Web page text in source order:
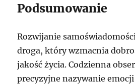
Podsumowanie
Rozwijanie
droga, który wzmacnia
jakość życia. Codzienna
precyzyjne nazywanie